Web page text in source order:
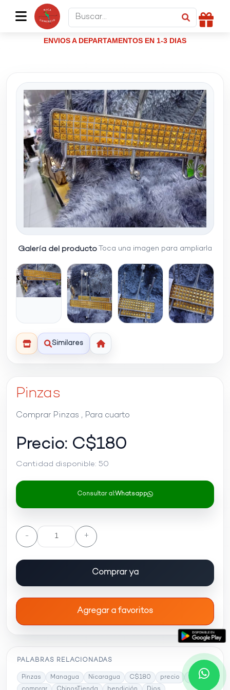
ENVIOS A DEPARTAMENTOS EN 1-3 DIAS
Galería del producto Toca una imagen para ampliarla
Similares
Pinzas
Comprar Pinzas , Para cuarto
Precio: C$180
Cantidad disponible: 50
Consultar al:Whatsapp
- +
Comprar ya
Agregar a favoritos
PALABRAS RELACIONADAS
Pinzas Managua Nicaragua C$180 precio
Hogar